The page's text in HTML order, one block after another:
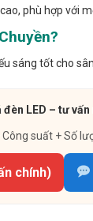
phù hợp với
sáng tốt cho
đèn LED – tư
Công suất + Số
chính)